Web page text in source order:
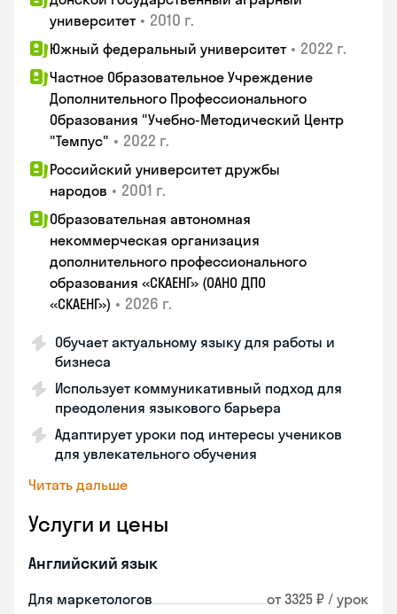
университет • 2010 г.
Южный федеральный университет • 2022 г.
Частное Образовательное Учреждение
Дополнительного Профессионального
Образования "Учебно-Методический Центр
"Темпус" • 2022 г.
Российский университет дружбы
народов • 2001 г.
Образовательная автономная
некоммерческая организация
дополнительного профессионального
образования «СКАЕНГ» (ОАНО ДПО
«СКАЕНГ») • 2026 г.
Обучает актуальному языку для работы и
бизнеса
Использует коммуникативный подход для
преодоления языкового барьера
Адаптирует уроки под интересы учеников
для увлекательного обучения
Читать дальше
Услуги и цены
Английский язык
Для маркетологов от 3325 ₽ / урок